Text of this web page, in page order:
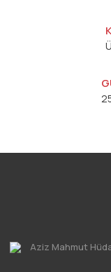
Aziz Mahmut